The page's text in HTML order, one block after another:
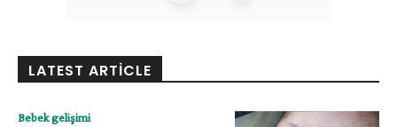
LATEST ARTICLE
Bebek gelişimi